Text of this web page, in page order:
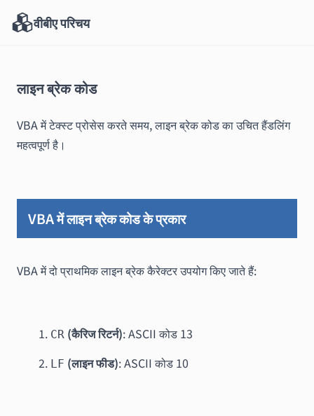
वीबीए परिचय
लाइन ब्रेक कोड
VBA में टेक्स्ट प्रोसेस करते समय, लाइन ब्रेक कोड का उचित हैंडलिंग
महत्वपूर्ण है।
VBA में लाइन ब्रेक कोड के प्रकार
VBA में दो प्राथमिक लाइन ब्रेक कैरेक्टर उपयोग किए जाते हैं:
CR (कैरिज रिटर्न): ASCII कोड 13
LF (लाइन फीड): ASCII कोड 10